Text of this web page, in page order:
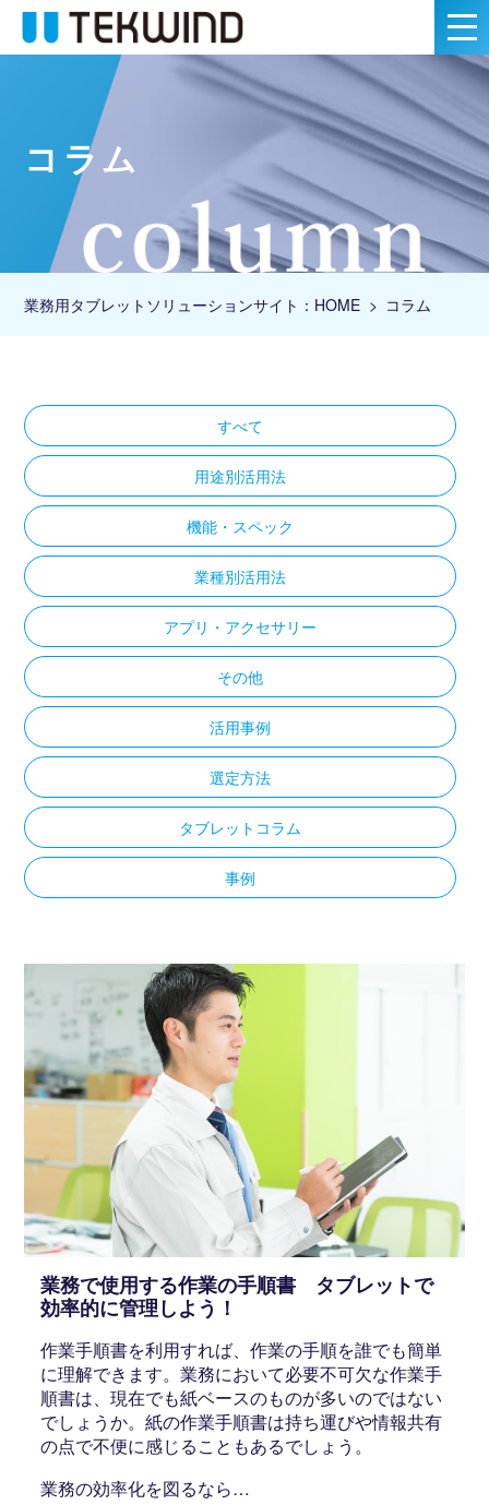
コラム
業務用タブレットソリューションサイト：HOME コラム
すべて
用途別活用法
機能・スペック
業種別活用法
アプリ・アクセサリー
その他
活用事例
選定方法
タブレットコラム
事例
業務で使用する作業の手順書 タブレットで
効率的に管理しよう！
作業手順書を利用すれば、作業の手順を誰でも簡単
に理解できます。業務において必要不可欠な作業手
順書は、現在でも紙ベースのものが多いのではない
でしょうか。紙の作業手順書は持ち運びや情報共有
の点で不便に感じることもあるでしょう。
業務の効率化を図るなら…